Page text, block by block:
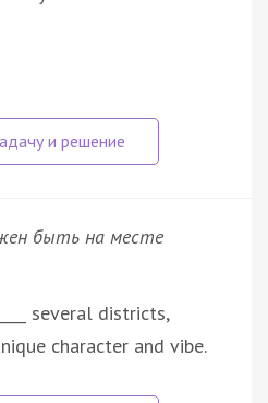
быть на месте
several districts,
character and vibe.